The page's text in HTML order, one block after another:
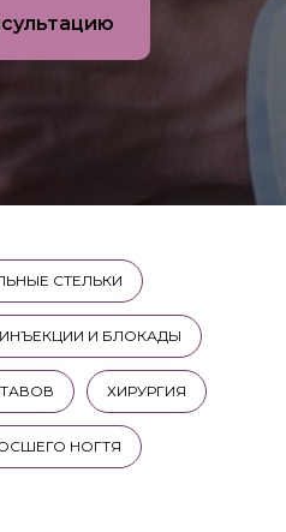
СТЕЛЬКИ
И БЛОКАДЫ
ХИРУРГИЯ
НОГТЯ